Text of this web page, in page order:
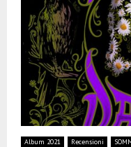
Album 2021 Recensioni